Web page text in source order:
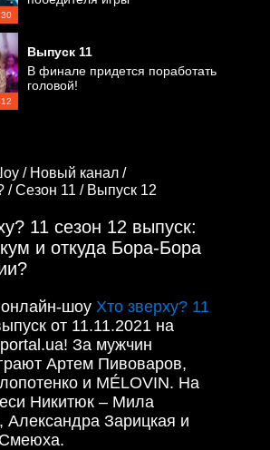
Выпуск 11
В финале придется поработать
головой!
/ Новый канал /
/Сезон 11 / Выпуск 12
11 сезон 12 выпуск:
и откуда Бора-Бора
шоу Хто зверху? 11
от 11.11.2021 на
За мужчин
Артем Пивоваров,
и MÉLOVIN. На
Никитюк – Мила
Александра Зарицкая и